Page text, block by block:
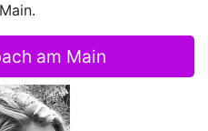
am Main